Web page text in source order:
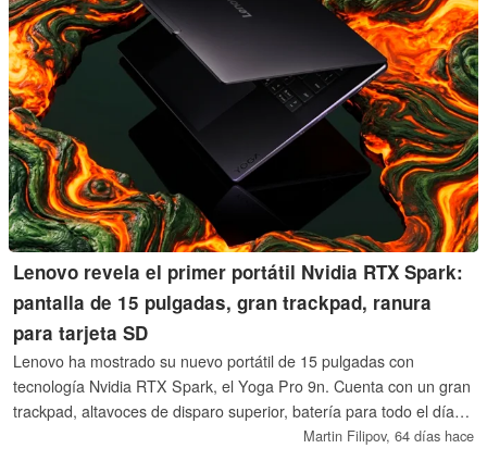
Lenovo revela el primer portátil Nvidia RTX Spark:
pantalla de 15 pulgadas, gran trackpad, ranura
para tarjeta SD
Lenovo ha mostrado su nuevo portátil de 15 pulgadas con
tecnología Nvidia RTX Spark, el Yoga Pro 9n. Cuenta con un gran
trackpad, altavoces de disparo superior, batería para todo el día y
todos los puertos que los creadores profesionales puedan
Martin Filipov, 64 días hace